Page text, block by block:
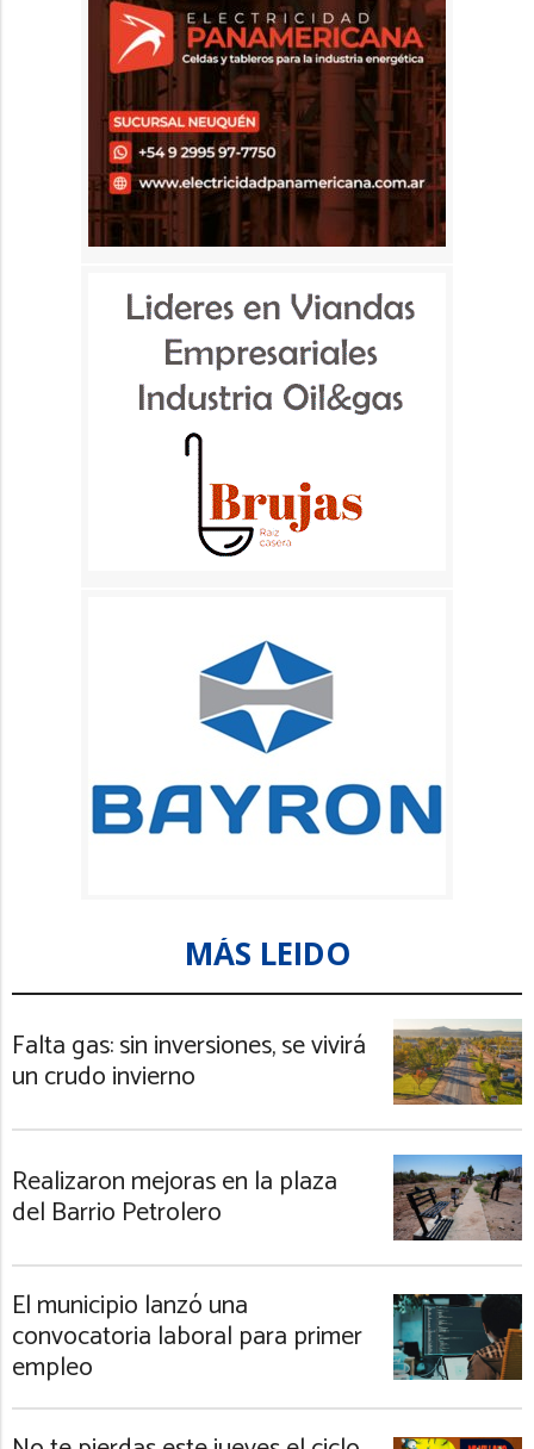
MÁS LEIDO
Falta gas: sin inversiones, se vivirá
un crudo invierno
Realizaron mejoras en la plaza
del Barrio Petrolero
El municipio lanzó una
convocatoria laboral para primer
empleo